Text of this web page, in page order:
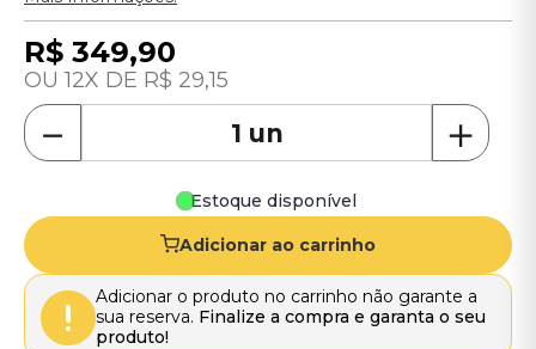
R$ 349,90
12 R$ 29,15
＋
－
Estoque disponível
Adicionar ao carrinho
Adicionar o produto no carrinho não garante a
sua reserva. Finalize a compra e garanta o seu
produto!